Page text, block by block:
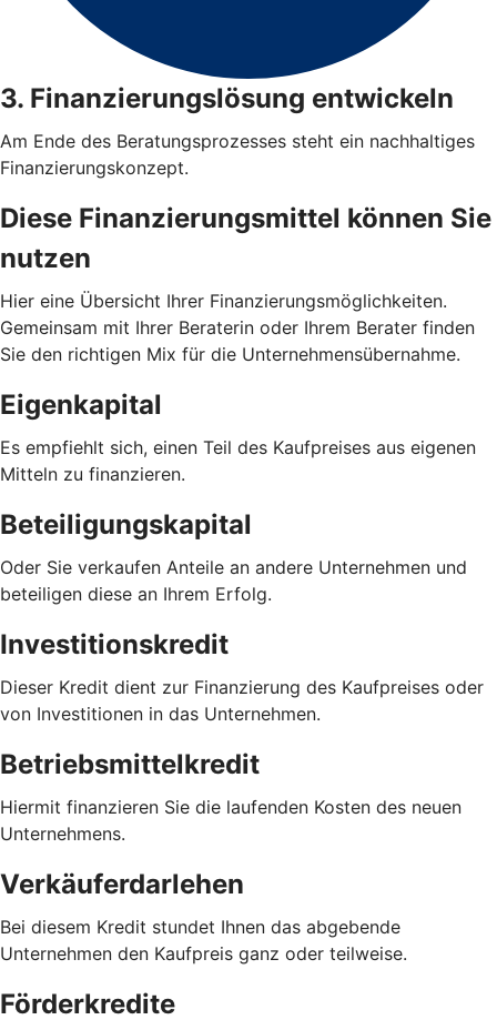
3. Finanzierungslösung entwickeln
Am Ende des Beratungsprozesses steht ein nachhaltiges
Finanzierungskonzept.
Diese Finanzierungsmittel können Sie
nutzen
Hier eine Übersicht Ihrer Finanzierungsmöglichkeiten.
Gemeinsam mit Ihrer Beraterin oder Ihrem Berater finden
Sie den richtigen Mix für die Unternehmensübernahme.
Eigenkapital
Es empfiehlt sich, einen Teil des Kaufpreises aus eigenen
Mitteln zu finanzieren.
Beteiligungskapital
Oder Sie verkaufen Anteile an andere Unternehmen und
beteiligen diese an Ihrem Erfolg.
Investitionskredit
Dieser Kredit dient zur Finanzierung des Kaufpreises oder
von Investitionen in das Unternehmen.
Betriebsmittelkredit
Hiermit finanzieren Sie die laufenden Kosten des neuen
Unternehmens.
Verkäuferdarlehen
Bei diesem Kredit stundet Ihnen das abgebende
Unternehmen den Kaufpreis ganz oder teilweise.
Förderkredite